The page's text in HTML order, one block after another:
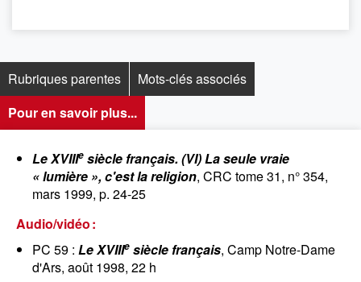
Rubriques parentes
Mots-clés associés
Pour en savoir plus...
Le XVIIIe siècle français. (VI) La seule vraie
« lumière », c'est la religion, CRC tome 31, n° 354,
mars 1999, p. 24-25
Audio/vidéo :
PC 59 : Le XVIIIe siècle français, Camp Notre-Dame
d'Ars, août 1998, 22 h